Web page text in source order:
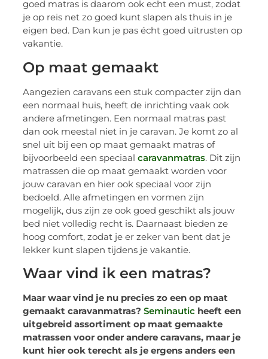
goed matras is daarom ook echt een must, zodat
je op reis net zo goed kunt slapen als thuis in je
eigen bed. Dan kun je pas écht goed uitrusten op
vakantie.
Op maat gemaakt
Aangezien caravans een stuk compacter zijn dan
een normaal huis, heeft de inrichting vaak ook
andere afmetingen. Een normaal matras past
dan ook meestal niet in je caravan. Je komt zo al
snel uit bij een op maat gemaakt matras of
bijvoorbeeld een speciaalcaravanmatras. Dit zijn
matrassen die op maat gemaakt worden voor
jouw caravan en hier ook speciaal voor zijn
bedoeld. Alle afmetingen en vormen zijn
mogelijk, dus zijn ze ook goed geschikt als jouw
bed niet volledig recht is. Daarnaast bieden ze
hoog comfort, zodat je er zeker van bent dat je
lekker kunt slapen tijdens je vakantie.
Waar vind ik een matras?
Maar waar vind je nu precies zo een op maat
gemaakt caravanmatras?Seminautic heeft een
uitgebreid assortiment op maat gemaakte
matrassen voor onder andere caravans, maar je
kunt hier ook terecht als je ergens anders een